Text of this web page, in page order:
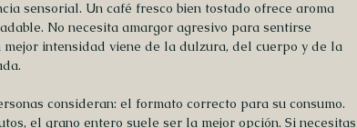
sensorial. Un café fresco bien tostado ofrece aroma
No necesita amargor agresivo para sentirse
mejor intensidad viene de la dulzura, del cuerpo y de la
consideran: el formato correcto para su consumo.
el grano entero suele ser la mejor opción. Si necesitas